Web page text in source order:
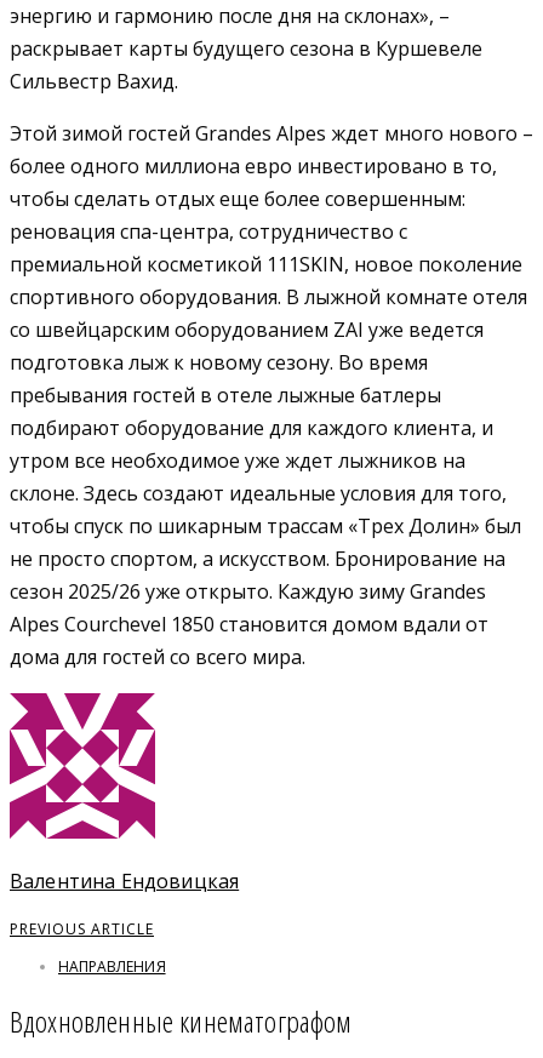
энергию и гармонию после дня на склонах», –
раскрывает карты будущего сезона в Куршевеле
Сильвестр Вахид.
Этой зимой гостей Grandes Alpes ждет много нового –
более одного миллиона евро инвестировано в то,
чтобы сделать отдых еще более совершенным:
реновация спа-центра, сотрудничество с
премиальной косметикой 111SKIN, новое поколение
спортивного оборудования. В лыжной комнате отеля
со швейцарским оборудованием ZAI уже ведется
подготовка лыж к новому сезону. Во время
пребывания гостей в отеле лыжные батлеры
подбирают оборудование для каждого клиента, и
утром все необходимое уже ждет лыжников на
склоне. Здесь создают идеальные условия для того,
чтобы спуск по шикарным трассам «Трех Долин» был
не просто спортом, а искусством. Бронирование на
сезон 2025/26 уже открыто. Каждую зиму Grandes
Alpes Courchevel 1850 становится домом вдали от
дома для гостей со всего мира.
Валентина Ендовицкая
PREVIOUS ARTICLE
НАПРАВЛЕНИЯ
Вдохновленные кинематографом